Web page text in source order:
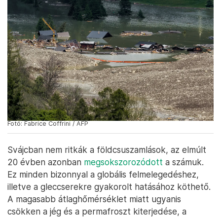
Fotó: Fabrice Coffrini / AFP
Svájcban nem ritkák a földcsuszamlások, az elmúlt
20 évben azonban megsokszorozódott a számuk.
Ez minden bizonnyal a globális felmelegedéshez,
illetve a gleccserekre gyakorolt hatásához köthető.
A magasabb átlaghőmérséklet miatt ugyanis
csökken a jég és a permafroszt kiterjedése, a